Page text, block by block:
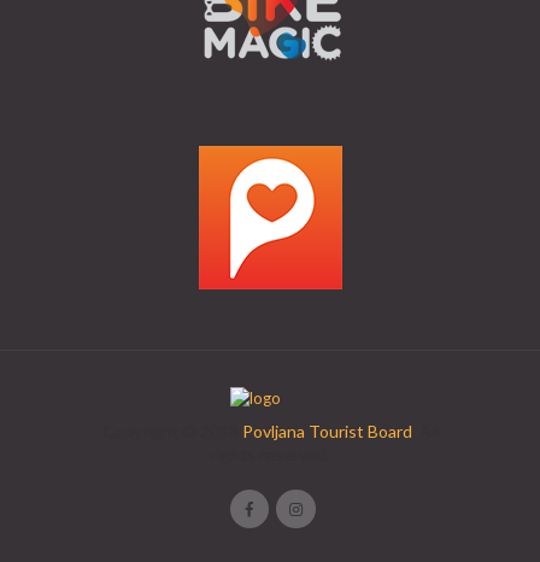
Povljana Tourist Board